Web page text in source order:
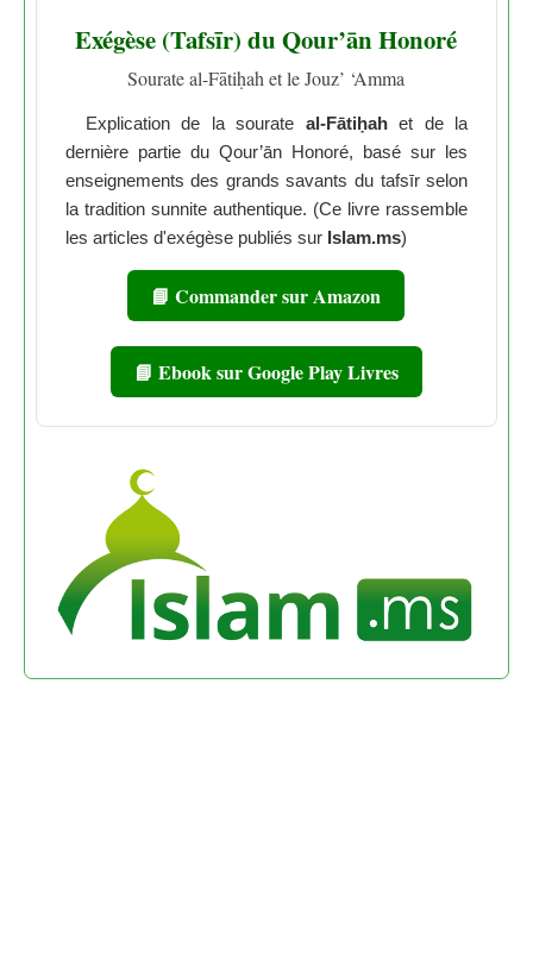
Exégèse (Tafsīr) du Qour’ān Honoré
Sourate al-Fātiḥah et le Jouz’ ‘Amma
Explication de la sourate al-Fātiḥahet de la
dernière partie du Qour’ān Honoré, basé sur les
enseignements des grands savants du tafsīr selon
la tradition sunnite authentique. (Ce livre rassemble
les articles d'exégèse publiés sur Islam.ms)
📘 Commander sur Amazon
📘 Ebook sur Google Play Livres